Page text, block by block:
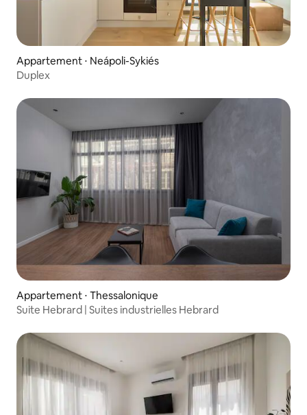
Appartement ⋅ Neápoli-Sykiés
Duplex
Appartement ⋅ Thessalonique
Suite Hebrard | Suites industrielles Hebrard